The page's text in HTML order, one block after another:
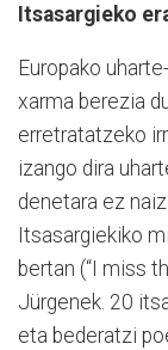
Itsasargieko
Europako
xarma berezia
erretratatzeko
izango dira
denetara ez
Itsasargiekiko
bertan (“I miss
Jürgenek. 20
eta bederatzi